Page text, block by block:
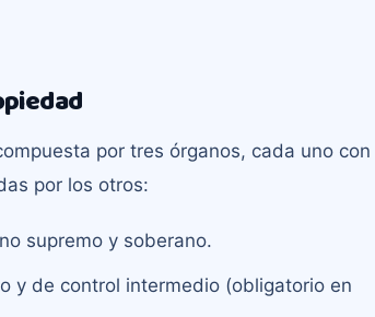
por tres órganos, cada uno con
por los otros:
supremo y soberano.
y de control intermedio (obligatorio en